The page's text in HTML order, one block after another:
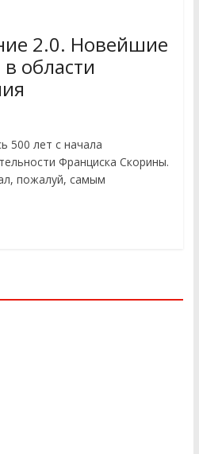
2.0. Новейшие
области
500 лет с начала
Франциска Скорины.
пожалуй, самым